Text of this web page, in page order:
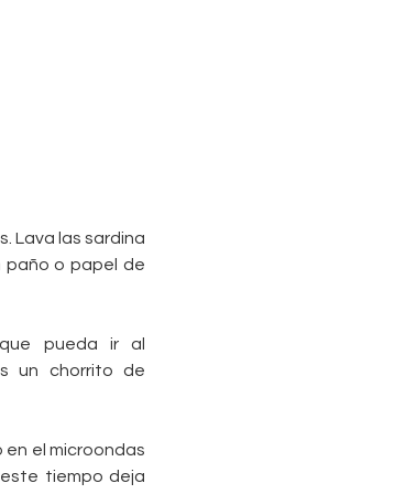
Lava las sardina
paño o papel de
pueda ir al
un chorrito de
el microondas
tiempo deja